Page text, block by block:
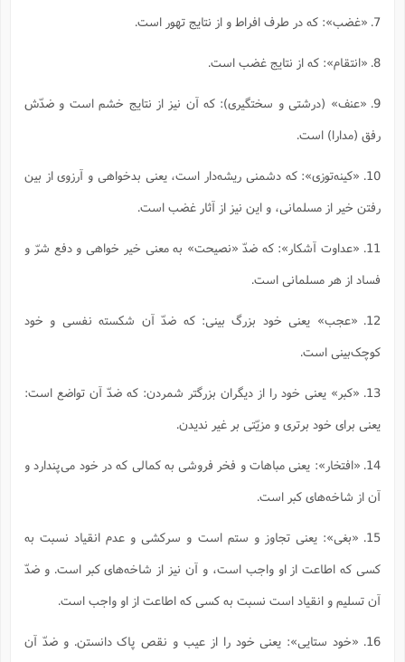
7. «غضب»: که در طرف افراط و از نتایج تهور است.
8. «انتقام»: که از نتایج غضب است.
9. «عنف» (درشتى و سختگیرى): که آن نیز از نتایج خشم است و ضدّش
رفق (مدارا) است.
10. «کینه‌توزى»: که دشمنى ریشه‌دار است، یعنى بدخواهى و آرزوی از بین
رفتن خیر از مسلمانی، و این نیز از آثار غضب است.
11. «عداوت آشکار»: که ضدّ «نصیحت» به معنى خیر خواهى و دفع شرّ و
فساد از هر مسلمانى است.
12. «عجب» یعنى خود بزرگ بینى: که ضدّ آن شکسته نفسى و خود
کوچک‌بینى است.
13. «کبر» یعنى خود را از دیگران بزرگتر شمردن: که ضدّ آن تواضع است:
یعنى براى خود برترى و مزیّتى بر غیر ندیدن.
14. «افتخار»: یعنى مباهات و فخر فروشى به کمالى که در خود مى‌پندارد و
آن از شاخه‌هاى کبر است.
15. «بغى»: یعنى تجاوز و ستم است و سرکشى و عدم انقیاد نسبت به
کسى که اطاعت از او واجب است، و آن نیز از شاخه‌هاى کبر است. و ضدّ
آن تسلیم و انقیاد است نسبت به کسى که اطاعت از او واجب است.
16. «خود ستایی»: یعنى خود را از عیب و نقص پاک دانستن. و ضدّ آن